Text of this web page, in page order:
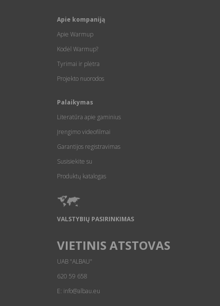
Apie kompaniją
Apie Warmup
Kodėl Warmup?
Tyrimai ir plėtra
Projekto nuorodos
Palaikymas
Literatūra apie gaminius
Įrengimo videofilmai
Garantijos registravimas
Susisiekite su
Produktų katalogas
VALSTYBIŲ PASIRINKIMAS
VIETINIS ATSTOVAS
UAB "ALBAU"
620 59 658
E: info@albau.eu